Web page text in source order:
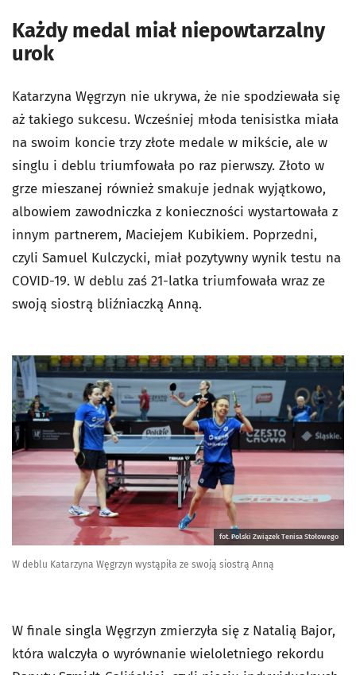
Każdy medal miał niepowtarzalny
urok
Katarzyna Węgrzyn nie ukrywa, że nie spodziewała się
aż takiego sukcesu. Wcześniej młoda tenisistka miała
na swoim koncie trzy złote medale w mikście, ale w
singlu i deblu triumfowała po raz pierwszy. Złoto w
grze mieszanej również smakuje jednak wyjątkowo,
albowiem zawodniczka z konieczności wystartowała z
innym partnerem, Maciejem Kubikiem. Poprzedni,
czyli Samuel Kulczycki, miał pozytywny wynik testu na
COVID-19. W deblu zaś 21-latka triumfowała wraz ze
swoją siostrą bliźniaczką Anną.
fot. Polski Związek Tenisa Stołowego
W deblu Katarzyna Węgrzyn wystąpiła ze swoją siostrą Anną
W finale singla Węgrzyn zmierzyła się z Natalią Bajor,
która walczyła o wyrównanie wieloletniego rekordu